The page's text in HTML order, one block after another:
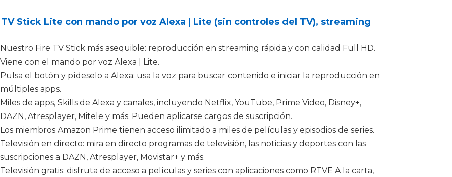
Stick Lite con mando por voz Alexa | Lite (sin controles del TV), streaming
Nuestro Fire TV Stick más asequible: reproducción en streaming rápida y con calidad Full HD.
Viene con el mando por voz Alexa | Lite.
Pulsa el botón y pídeselo a Alexa: usa la voz para buscar contenido e iniciar la reproducción en
múltiples apps.
Miles de apps, Skills de Alexa y canales, incluyendo Netflix, YouTube, Prime Video, Disney+,
DAZN, Atresplayer, Mitele y más. Pueden aplicarse cargos de suscripción.
Los miembros Amazon Prime tienen acceso ilimitado a miles de películas y episodios de series.
Televisión en directo: mira en directo programas de televisión, las noticias y deportes con las
suscripciones a DAZN, Atresplayer, Movistar+ y más.
Televisión gratis: disfruta de acceso a películas y series con aplicaciones como RTVE A la carta,